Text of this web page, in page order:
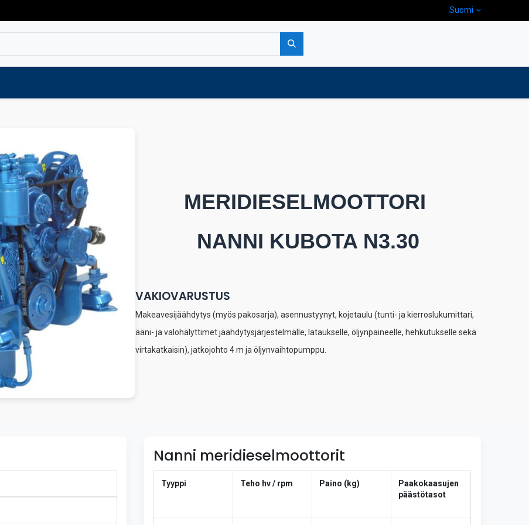
Suomi
MERIDIESELMOOTTORI
NANNI KUBOTA N3.30
VAKIOVARUSTUS
Makeavesijäähdytys (myös pakosarja), asennustyynyt, kojetaulu (tunti- ja kierroslukumittari,
ääni- ja valohälyttimet jäähdytysjärjestelmälle, lataukselle, öljynpaineelle, hehkutukselle sekä
virtakatkaisin), jatkojohto 4 m ja öljynvaihtopumppu.
Nanni meridieselmoottorit
Tyyppi Teho hv / rpm Paino (kg)
Paakokaasujen
päästötasot